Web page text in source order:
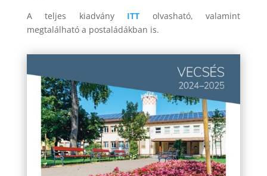
A teljes kiadvány ITT olvasható, valamint
megtalálható a postaládákban is.